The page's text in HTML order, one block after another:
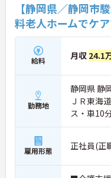
【静岡県／静岡市
料老人ホームでケ
給料 月収 24.1
勤務地
静岡県 静
ＪＲ東海
ス・車10
雇用形態 正社員(正